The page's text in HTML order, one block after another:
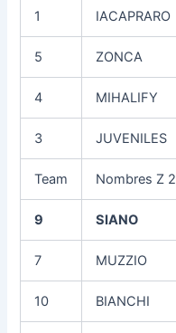
1 IACAPRARO
5 ZONCA
4 MIHALIFY
3 JUVENILES
Team Nombres Z 2
9 SIANO
7 MUZZIO
10 BIANCHI